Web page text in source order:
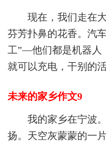
现在，我们走在
芬芳扑鼻的花香。汽
工”—他们都是机器人
就可以充电，干别的活
未来的家乡作文9
我的家乡在宁波
扬。天空灰蒙蒙的一片